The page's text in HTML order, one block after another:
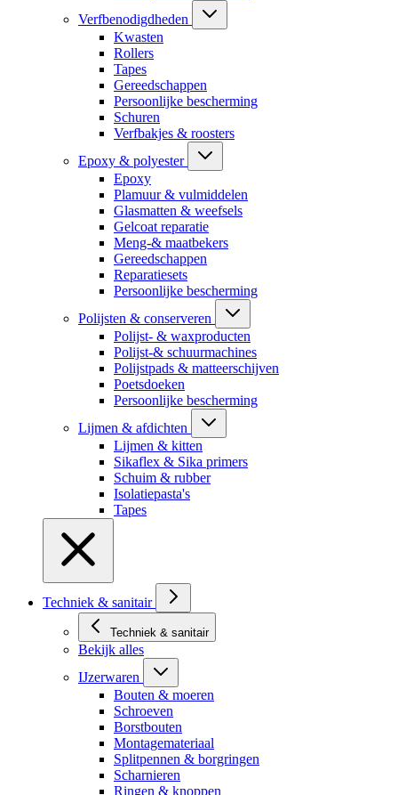
Verfbenodigdheden
Kwasten
Rollers
Tapes
Gereedschappen
Persoonlijke bescherming
Schuren
Verfbakjes & roosters
Epoxy & polyester
Epoxy
Plamuur & vulmiddelen
Glasmatten & weefsels
Gelcoat reparatie
Meng-& maatbekers
Gereedschappen
Reparatiesets
Persoonlijke bescherming
Polijsten & conserveren
Polijst- & waxproducten
Polijst-& schuurmachines
Polijstpads & matteerschijven
Poetsdoeken
Persoonlijke bescherming
Lijmen & afdichten
Lijmen & kitten
Sikaflex & Sika primers
Schuim & rubber
Isolatiepasta's
Tapes
Techniek & sanitair
Techniek & sanitair
Bekijk alles
IJzerwaren
Bouten & moeren
Schroeven
Borstbouten
Montagemateriaal
Splitpennen & borgringen
Scharnieren
Ringen & knoppen